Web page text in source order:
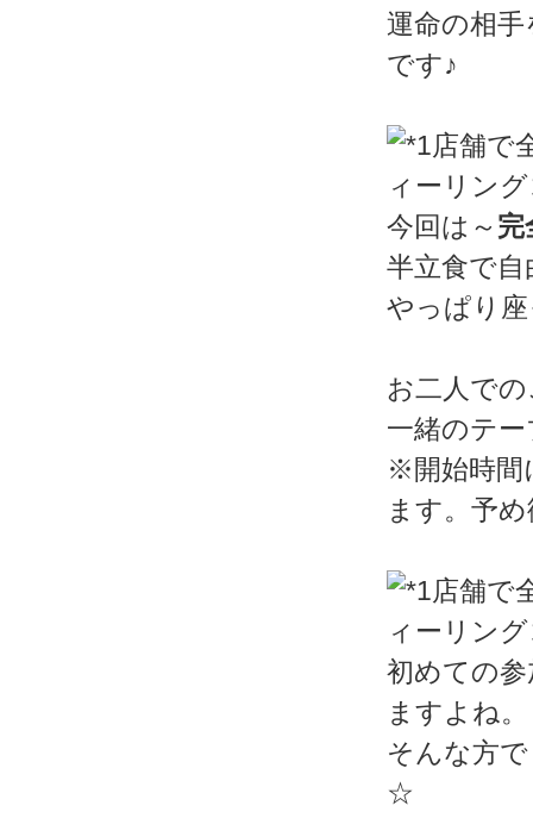
運命の相
です♪
今回は～ 完
半立食で
やっぱり
お二人で
一緒のテ
※開始時間
ます。予
初めての
ますよね。
そんな方
☆